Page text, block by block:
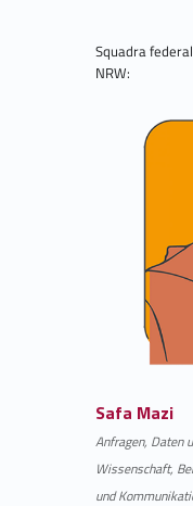
Squadra
NRW:
Safa Mazi
Anfragen, Daten
Wissenschaft,
und